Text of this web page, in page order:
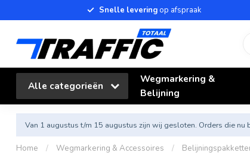
Snelle leveringop afspraak
Alle categorieën
Wegmarkering &
Belijning
Van 1 augustus t/m 15 augustus zijn wij gesloten. Orders die
Home / Wegmarkering & Accessoires /